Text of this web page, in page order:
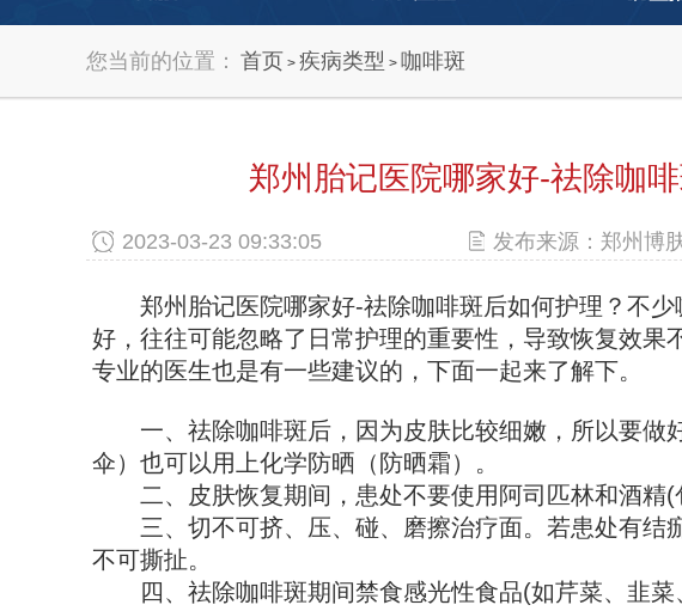
您当前的位置： 首页 > 疾病类型 > 咖啡斑
郑州胎记医院哪家好-祛除咖
2023-03-23 09:33:05 发布来源：郑州博
郑州胎记医院哪家好-祛除咖啡斑后如何护理？不少
好，往往可能忽略了日常护理的重要性，导致恢复效果
专业的医生也是有一些建议的，下面一起来了解下。
一、祛除咖啡斑后，因为皮肤比较细嫩，所以要做
伞）也可以用上化学防晒（防晒霜）。
二、皮肤恢复期间，患处不要使用阿司匹林和酒精(
三、切不可挤、压、碰、磨擦治疗面。若患处有结
不可撕扯。
四、祛除咖啡斑期间禁食感光性食品(如芹菜、韭菜